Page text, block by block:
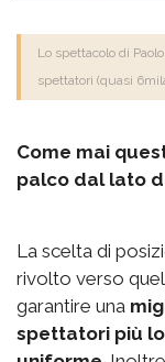
Lo spettacolo di
spettatori (quasi
Come mai
palco dal lato
La scelta di
rivolto verso
garantire una
spettatori più